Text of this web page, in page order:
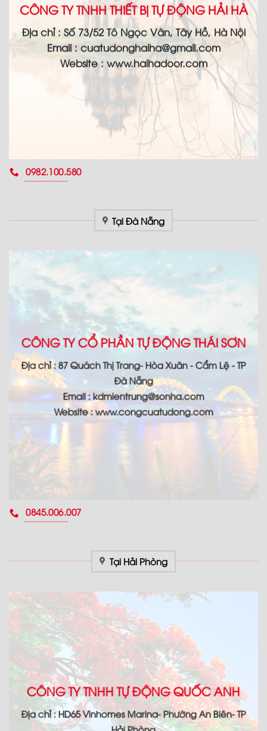
CÔNG TY TNHH THIẾT BỊ TỰ ĐỘNG HẢI HÀ
Địa chỉ :Số 73/52 Tô Ngọc Vân, Tây Hồ, Hà Nội
Email :cuatudonghaiha@gmail.com
Website : www.haihadoor.com
0982.100.580
Tại Đà Nẵng
CÔNG TY CỔ PHẦN TỰ ĐỘNG THÁI SƠN
Địa chỉ : 87 Quách Thị Trang- Hòa Xuân - Cẩm Lệ - TP
Đà Nẵng
Email : kdmientrung@sonha.com
Website : www.congcuatudong.com
0845.006.007
Tại Hải Phòng
CÔNG TY TNHH TỰ ĐỘNG QUỐC ANH
Địa chỉ : HD65 Vinhomes Marina- Phường An Biên- TP